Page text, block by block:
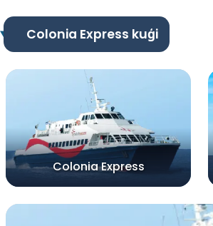
Colonia Express kuģi
Colonia Express